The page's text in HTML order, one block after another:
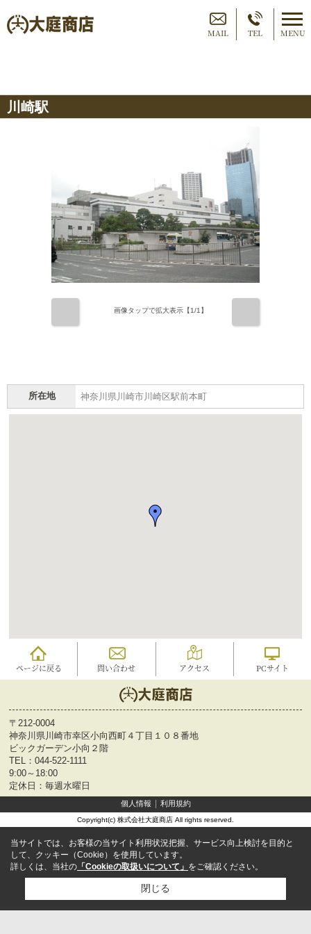
MAIL TEL MENU
川崎駅
画像タップで拡大表示【1/1】
所在地 神奈川県川崎市川崎区駅前本町
ページに戻る 問い合わせ アクセス PCサイト
〒212-0004
神奈川県川崎市幸区小向西町４丁目１０８番地
ビックガーデン小向２階
TEL： 044-522-1111
9:00～18:00
定休日：毎週水曜日
個人情報 利用規約
Copyright(c) 株式会社大庭商店 All rights reserved.
当サイトでは、お客様の当サイト利用状況把握、サービス向上検討を目的と
して、クッキー（Cookie）を使用しています。
詳しくは、当社の 「Cookieの取扱いについて」 をご確認ください。
閉じる